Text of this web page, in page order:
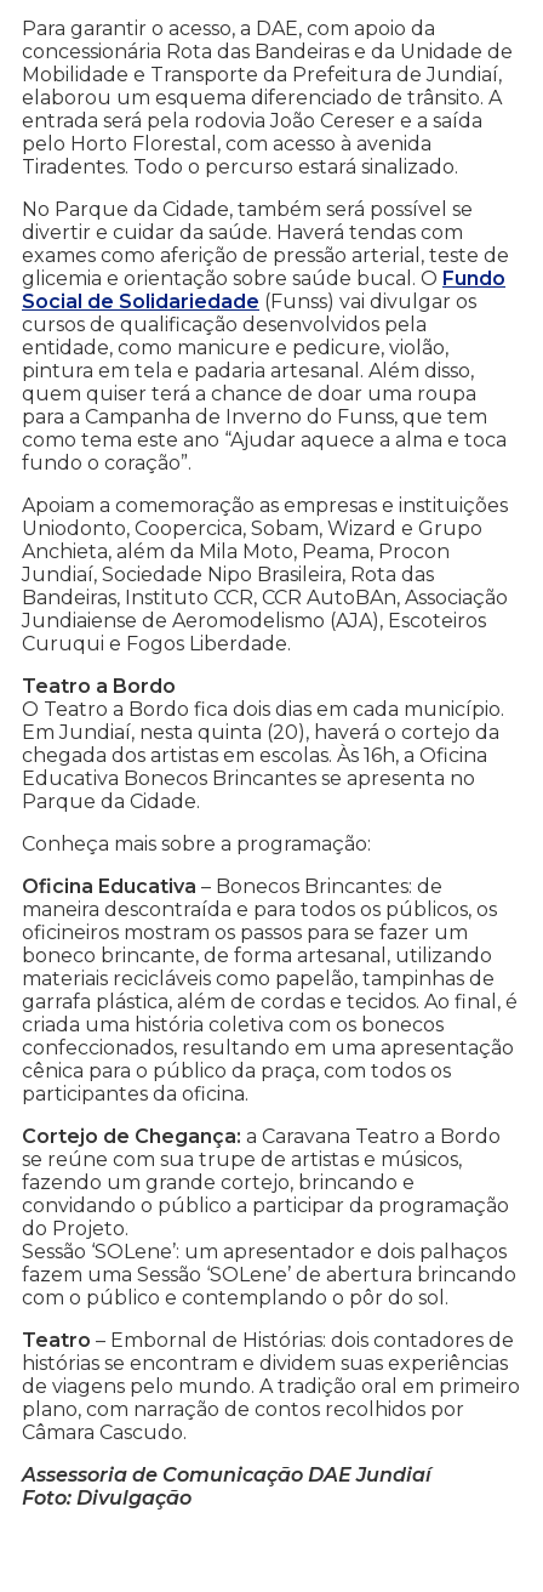
Para garantir o acesso, a DAE, com apoio da
concessionária Rota das Bandeiras e da Unidade de
Mobilidade e Transporte da Prefeitura de Jundiaí,
elaborou um esquema diferenciado de trânsito. A
entrada será pela rodovia João Cereser e a saída
pelo Horto Florestal, com acesso à avenida
Tiradentes. Todo o percurso estará sinalizado.
No Parque da Cidade, também será possível se
divertir e cuidar da saúde. Haverá tendas com
exames como aferição de pressão arterial, teste de
glicemia e orientação sobre saúde bucal. O Fundo
Social de Solidariedade (Funss) vai divulgar os
cursos de qualificação desenvolvidos pela
entidade, como manicure e pedicure, violão,
pintura em tela e padaria artesanal. Além disso,
quem quiser terá a chance de doar uma roupa
para a Campanha de Inverno do Funss, que tem
como tema este ano “Ajudar aquece a alma e toca
fundo o coração”.
Apoiam a comemoração as empresas e instituições
Uniodonto, Coopercica, Sobam, Wizard e Grupo
Anchieta, além da Mila Moto, Peama, Procon
Jundiaí, Sociedade Nipo Brasileira, Rota das
Bandeiras, Instituto CCR, CCR AutoBAn, Associação
Jundiaiense de Aeromodelismo (AJA), Escoteiros
Curuqui e Fogos Liberdade.
Teatro a Bordo
O Teatro a Bordo fica dois dias em cada município.
Em Jundiaí, nesta quinta (20), haverá o cortejo da
chegada dos artistas em escolas. Às 16h, a Oficina
Educativa Bonecos Brincantes se apresenta no
Parque da Cidade.
Conheça mais sobre a programação:
Oficina Educativa – Bonecos Brincantes: de
maneira descontraída e para todos os públicos, os
oficineiros mostram os passos para se fazer um
boneco brincante, de forma artesanal, utilizando
materiais recicláveis como papelão, tampinhas de
garrafa plástica, além de cordas e tecidos. Ao final, é
criada uma história coletiva com os bonecos
confeccionados, resultando em uma apresentação
cênica para o público da praça, com todos os
participantes da oficina.
Cortejo de Chegança: a Caravana Teatro a Bordo
se reúne com sua trupe de artistas e músicos,
fazendo um grande cortejo, brincando e
convidando o público a participar da programação
do Projeto.
Sessão ‘SOLene’: um apresentador e dois palhaços
fazem uma Sessão ‘SOLene’ de abertura brincando
com o público e contemplando o pôr do sol.
Teatro – Embornal de Histórias: dois contadores de
histórias se encontram e dividem suas experiências
de viagens pelo mundo. A tradição oral em primeiro
plano, com narração de contos recolhidos por
Câmara Cascudo.
Assessoria de Comunicação DAE Jundiaí
Foto: Divulgação